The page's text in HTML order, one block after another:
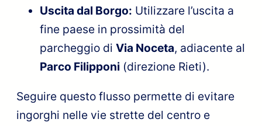
Uscita dal Borgo: Utilizzare l’uscita a
fine paese in prossimità del
parcheggio di Via Noceta, adiacente al
Parco Filipponi (direzione Rieti).
Seguire questo flusso permette di evitare
ingorghi nelle vie strette del centro e